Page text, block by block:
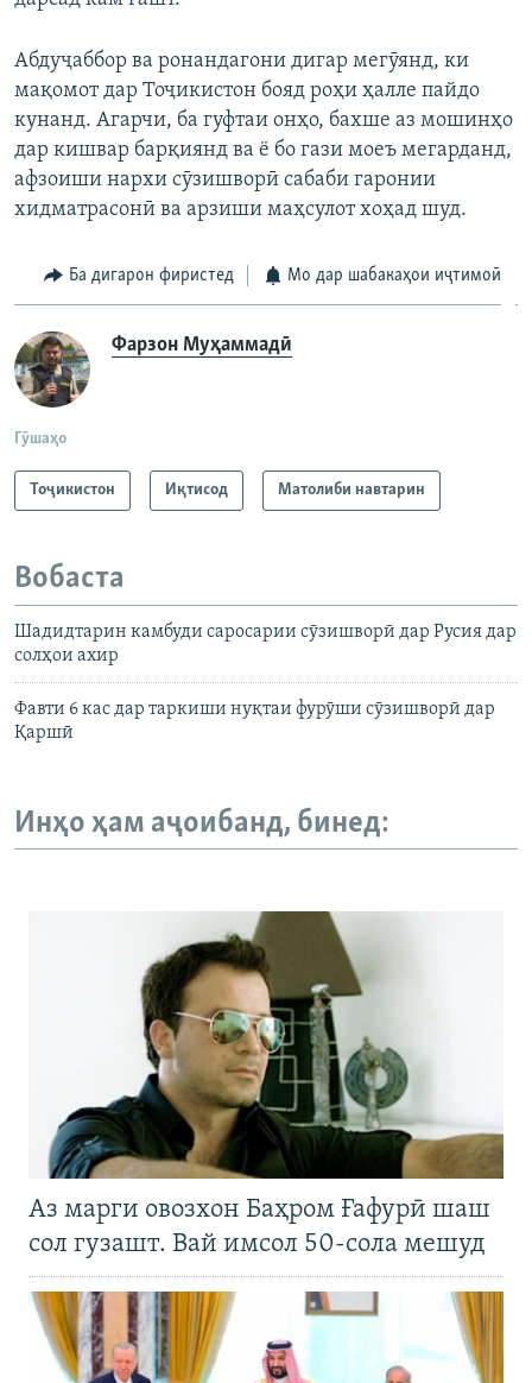
Абдуҷаббор ва ронандагони дигар мегӯянд, ки
мақомот дар Тоҷикистон бояд роҳи ҳалле пайдо
кунанд. Агарчи, ба гуфтаи онҳо, бахше аз мошинҳо
дар кишвар барқиянд ва ё бо гази моеъ мегарданд,
афзоиши нархи сӯзишворӣ сабаби гаронии
хидматрасонӣ ва арзиши маҳсулот хоҳад шуд.
Ба дигарон фиристед Мо дар шабакаҳои иҷтимоӣ
Фарзон Муҳаммадӣ
Гӯшаҳо
Тоҷикистон Иқтисод Матолиби навтарин
Вобаста
Шадидтарин камбуди саросарии сӯзишворӣ дар Русия дар
солҳои ахир
Фавти 6 кас дар таркиши нуқтаи фурӯши сӯзишворӣ дар
Қаршӣ
Инҳо ҳам аҷоибанд, бинед:
Аз марги овозхон Баҳром Ғафурӣ шаш
сол гузашт. Вай имсол 50-сола мешуд